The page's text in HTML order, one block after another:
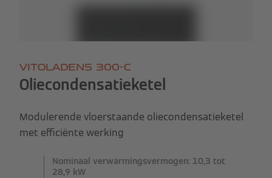
VITOLADENS 300-C
Oliecondensatieketel
Modulerende vloerstaande oliecondensatieketel
met efficiënte werking
Nominaal verwarmingsvermogen: 10,3 tot
28,9 kW